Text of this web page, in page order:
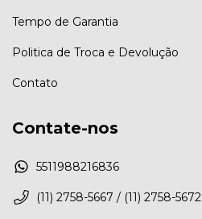
Tempo de Garantia
Politica de Troca e Devolução
Contato
Contate-nos
5511988216836
(11) 2758-5667 / (11) 2758-5672